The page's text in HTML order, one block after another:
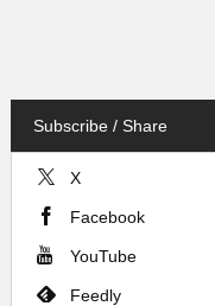
Subscribe / Share
X
Facebook
YouTube
Feedly